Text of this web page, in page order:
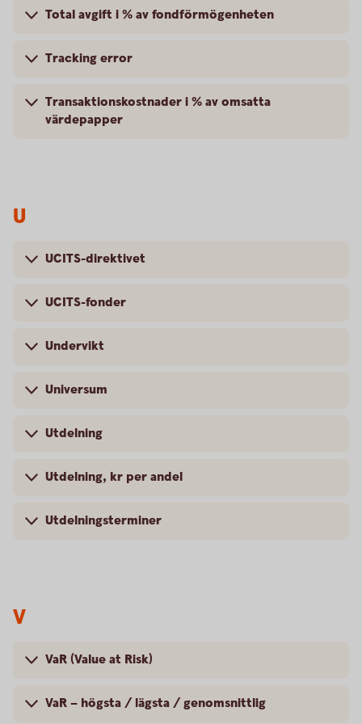
Total avgift i % av fondförmögenheten
Tracking error
Transaktionskostnader i % av omsatta
värdepapper
U
UCITS-direktivet
UCITS-fonder
Undervikt
Universum
Utdelning
Utdelning, kr per andel
Utdelningsterminer
V
VaR (Value at Risk)
VaR – högsta / lägsta / genomsnittlig